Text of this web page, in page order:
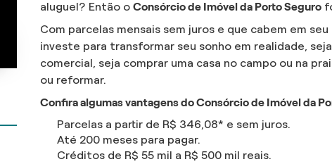
aluguel? Então oConsórcio de Imóvel da Porto Seguro
Com parcelas mensais sem juros e que cabem em
investe para transformar seu sonho em realidade,
comercial, seja comprar uma casa no campo ou na
ou reformar.
Confira algumas vantagens do Consórcio de Imóvel da
Parcelas a partir de R$ 346,08* e sem juros.
Até 200 meses para pagar.
Créditos de R$ 55 mil a R$ 500 mil reais.